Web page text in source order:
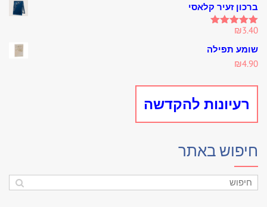
ברכון זעיר קלאסי
Rated5.00
₪3.40
שומע תפילה
₪4.90
רעיונות להקדשה
חיפוש באתר